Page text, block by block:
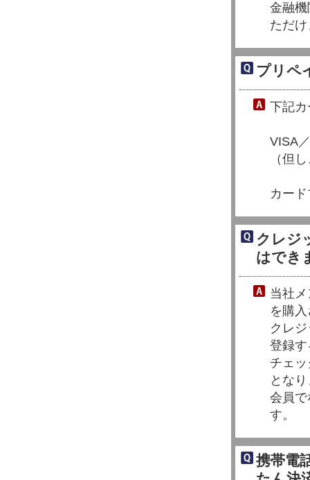
金融
ただ
プリペ
下記
VISA
（但
カー
クレジ
はでき
当社
を購
クレ
登録
チェ
とな
会員
す。
携帯電